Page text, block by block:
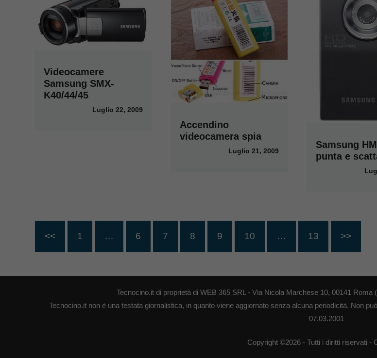
Videocamere
Samsung SMX-
K40/44/45
Luglio 22, 2009
Accendino
videocamera spia
Luglio 21, 2009
Samsung
punta e
<< 1 … 6 7 8 9 10 … 13 >>
Tecnocino.it di proprietà di WEB 365 SRL - Via Nicola Marchese 10, 00141
Tecnocino.it non è una testata giornalistica, in quanto viene aggiornato senza alcuna periodicità. Non
07.03.2001
Copyright ©2026 - Tutti i diritti riservati -